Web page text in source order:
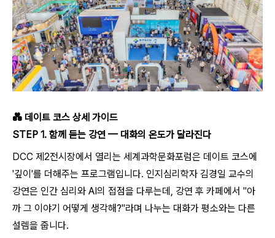
💑 데이트 코스 상세 가이드
STEP 1. 함께 듣는 강연 — 대화의 온도가 달라진다
DCC 제2전시장에서 열리는 세계과학문화포럼은 데이트 코스에
'깊이'를 더해주는 프로그램입니다. 인지심리학자 김경일 교수의
강연은 인간 심리와 AI의 접점을 다루는데, 강연 후 카페에서 "아
까 그 이야기 어떻게 생각해?"라며 나누는 대화가 평소와는 다른
설렘을 줍니다.